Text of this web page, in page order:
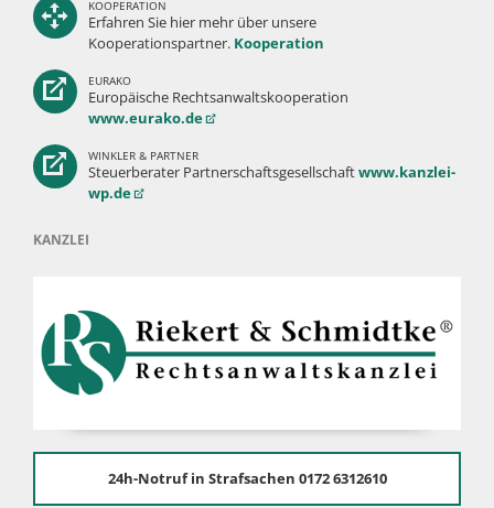
KOOPERATION
Erfahren Sie hier mehr über unsere
Kooperationspartner. Kooperation
EURAKO
Europäische Rechtsanwaltskooperation
www.eurako.de
WINKLER & PARTNER
Steuerberater Partnerschaftsgesellschaftwww.kanzlei-
wp.de
KANZLEI
24h-Notruf in Strafsachen 0172 6312610